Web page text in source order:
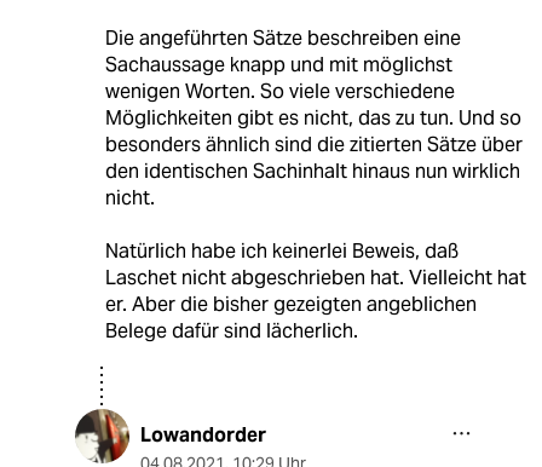
Die angeführten Sätze beschreiben eine
Sachaussage knapp und mit möglichst
wenigen Worten. So viele verschiedene
Möglichkeiten gibt es nicht, das zu tun. Und so
besonders ähnlich sind die zitierten Sätze über
den identischen Sachinhalt hinaus nun wirklich
nicht.
Natürlich habe ich keinerlei Beweis, daß
Laschet nicht abgeschrieben hat. Vielleicht hat
er. Aber die bisher gezeigten angeblichen
Belege dafür sind lächerlich.
Lowandorder